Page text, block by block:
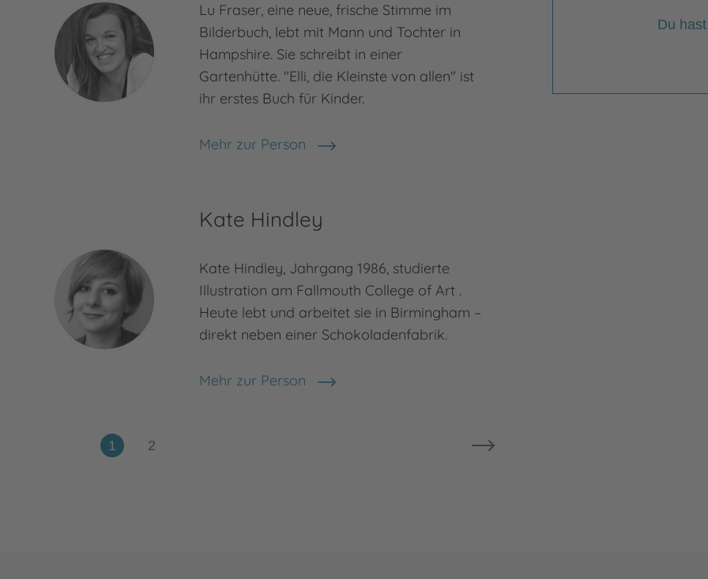
Du
Lu Fraser, eine neue, frische Stimme im
Bilderbuch, lebt mit Mann und Tochter in
Hampshire. Sie schreibt in einer
Gartenhütte. "Elli, die Kleinste von allen" ist
ihr erstes Buch für Kinder.
Mehr zur Person
Lu Fraser
Kate Hindley
Kate Hindley, Jahrgang 1986, studierte
Illustration am Fallmouth College of Art .
Heute lebt und arbeitet sie in Birmingham –
direkt neben einer Schokoladenfabrik.
Mehr zur Person
Kate Hindley